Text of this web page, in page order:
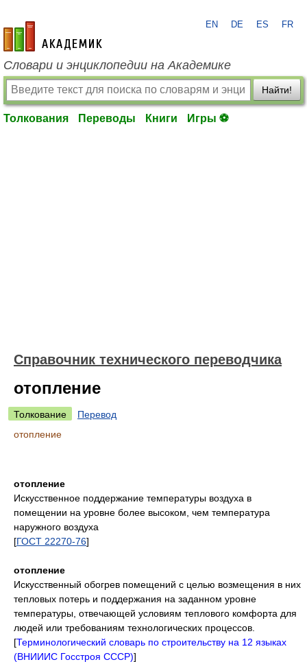
academic.ru
EN DE ES FR
Словари и энциклопедии на Академике
Найти!
Толкования Переводы Книги Игры ⚽
Справочник технического переводчика
отопление
Толкование
Перевод
отопление
отопление
Искусственное поддержание температуры воздуха в
помещении на уровне более высоком, чем температура
наружного воздуха
[ГОСТ 22270-76]
отопление
Искусственный обогрев помещений с целью возмещения в них
тепловых потерь и поддержания на заданном уровне
температуры, отвечающей условиям теплового комфорта для
людей или требованиям технологических процессов.
[Терминологический словарь по строительству на 12 языках
(ВНИИИС Госстроя СССР)]